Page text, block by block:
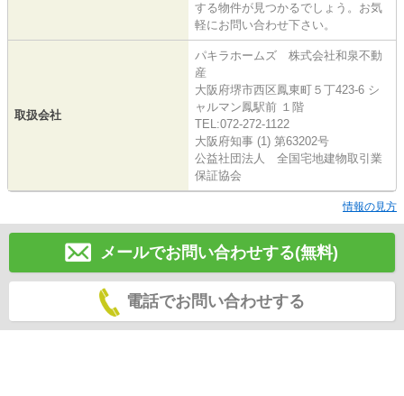
する物件が見つかるでしょう。お気
軽にお問い合わせ下さい。
取扱会社
パキラホームズ 株式会社和泉不動
産
大阪府堺市西区鳳東町５丁423-6 シ
ャルマン鳳駅前 １階
TEL:072-272-1122
大阪府知事 (1) 第63202号
公益社団法人 全国宅地建物取引業
保証協会
情報の見方
メールでお問い合わせする(無料)
電話でお問い合わせする